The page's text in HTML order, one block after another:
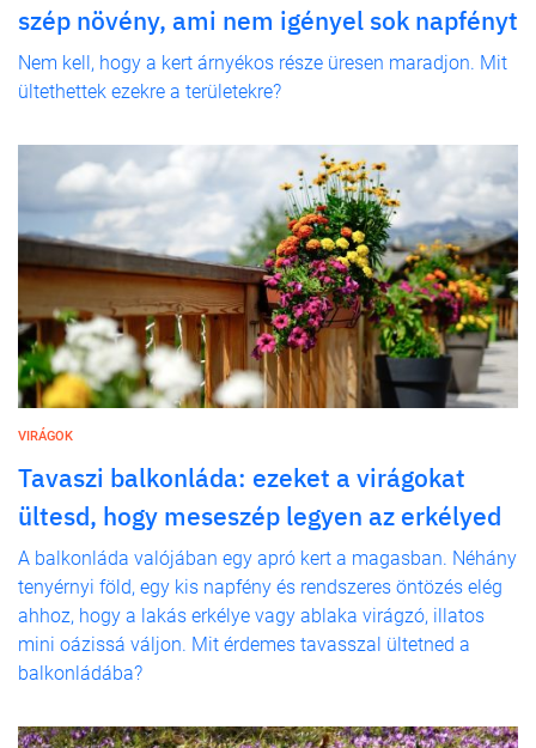
szép növény, ami nem igényel sok napfényt
Nem kell, hogy a kert árnyékos része üresen maradjon. Mit
ültethettek ezekre a területekre?
VIRÁGOK
Tavaszi balkonláda: ezeket a virágokat
ültesd, hogy meseszép legyen az erkélyed
A balkonláda valójában egy apró kert a magasban. Néhány
tenyérnyi föld, egy kis napfény és rendszeres öntözés elég
ahhoz, hogy a lakás erkélye vagy ablaka virágzó, illatos
mini oázissá váljon. Mit érdemes tavasszal ültetned a
balkonládába?